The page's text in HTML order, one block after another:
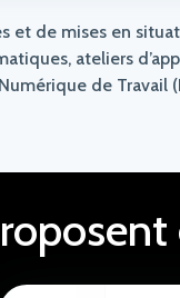
et de mises en
ateliers
de Travail